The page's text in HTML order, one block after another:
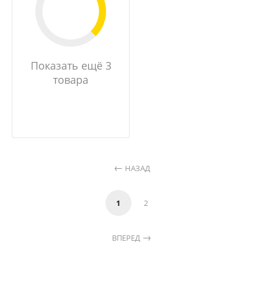
Показать ещё 3
товара
НАЗАД
1 2
ВПЕРЕД